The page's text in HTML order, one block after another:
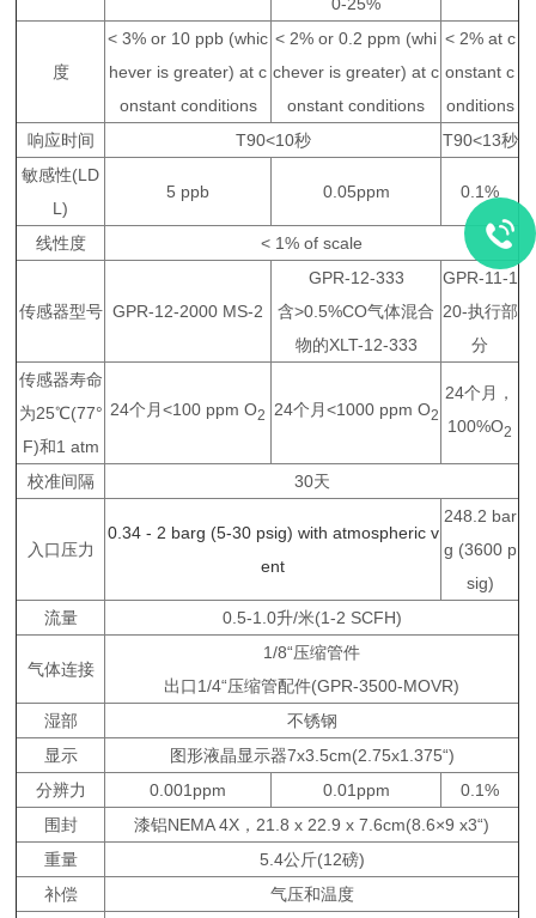
度
< 3% or 10 ppb (whic
hever is greater) at c
onstant conditions
< 2% or 0.2 ppm (whi
chever is greater) at c
onstant conditions
< 2% at c
onstant c
onditions
响应时间
T90<10秒
T90<13秒
敏感性(LD
L)
5 ppb 0.05ppm 0.1%
线性度 < 1% of scale
传感器型号 GPR-12-2000 MS-2
GPR-12-333
含>0.5%CO气体混合
物的XLT-12-333
GPR-11-1
20-执行部
分
传感器寿命
为25℃(77°
F)和1 atm
24个月<100 ppm O2 24个月<1000 ppm O2
24个月，
100%O2
校准间隔 30天
入口压力
0.34 - 2 barg (5-30 psig) with atmospheric v
ent
248.2 bar
g (3600 p
sig)
流量
0.5-1.0升/米(1-2 SCFH)
气体连接
1/8“压缩管件
出口1/4“压缩管配件(GPR-3500-MOVR)
湿部
不锈钢
显示
图形液晶显示器7x3.5cm(2.75x1.375“)
分辨力
0.001ppm 0.01ppm
0.1%
围封
漆铝NEMA 4X，21.8 x 22.9 x 7.6cm(8.6×9 x3“)
重量
5.4公斤(12磅)
补偿
气压和温度